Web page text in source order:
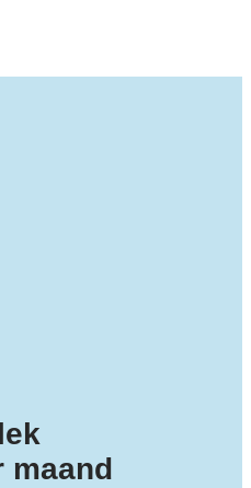
maand